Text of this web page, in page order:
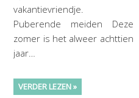
vakantievriendje.
Puberende meiden Deze
zomer is het alweer achttien
jaar…
VERDER LEZEN »